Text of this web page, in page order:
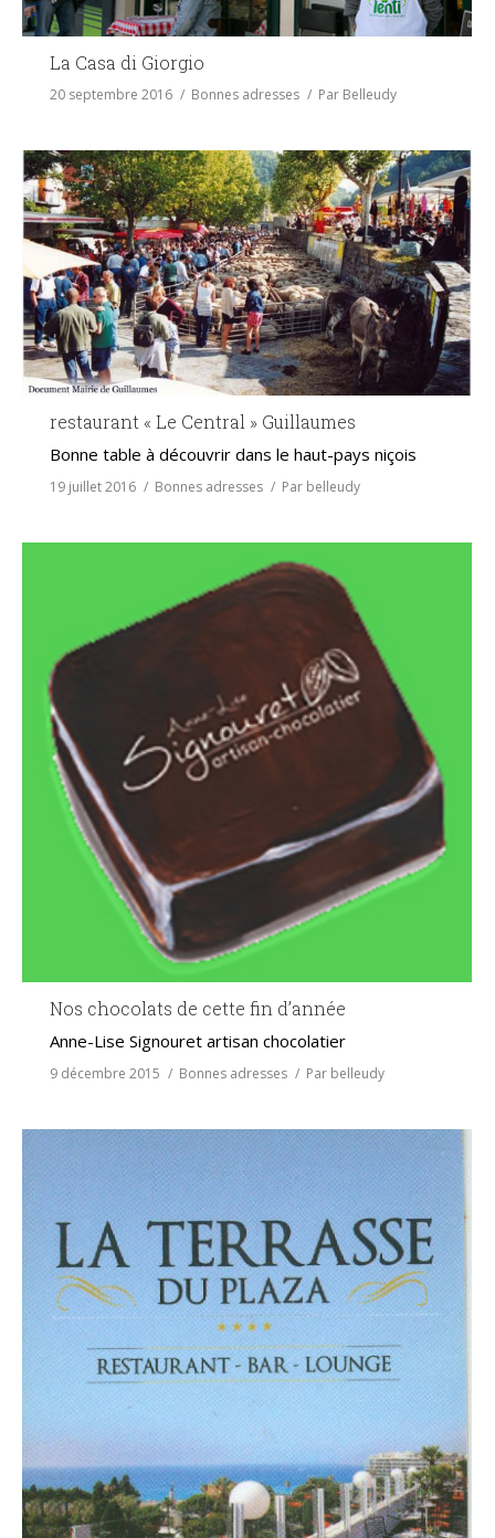
La Casa di Giorgio
20 septembre 2016 Bonnes adresses Par Belleudy
restaurant « Le Central » Guillaumes
Bonne table à découvrir dans le haut-pays niçois
19 juillet 2016 Bonnes adresses Par belleudy
Nos chocolats de cette fin d’année
Anne-Lise Signouret artisan chocolatier
9 décembre 2015 Bonnes adresses Par belleudy